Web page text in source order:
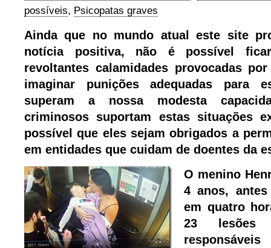
possíveis, Psicopatas graves
Ainda que no mundo atual este site
notícia positiva, não é possível
revoltantes calamidades provocadas
imaginar punições adequadas para
superam a nossa modesta
criminosos suportam estas situações
possível que eles sejam obrigados a
em entidades que cuidam de doentes da
O menino
4 anos,
em quatro
23